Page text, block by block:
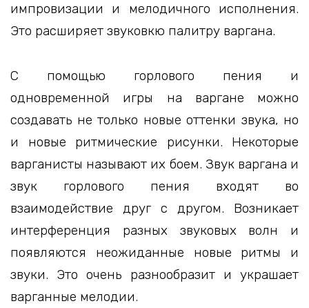
импровизации и мелодичного исполнения.
Это расширяет звуковкю палитру варгана.
С помощью горлового пения и
одновременной игры на варгане можно
создавать не только новые оттенки звука, но
и новые ритмические рисунки. Некоторые
варганисты называют их боем. Звук варгана и
звук горлового пения входят во
взаимодействие друг с другом. Возникает
интерференция разных звуковых волн и
появляются неожиданные новые ритмы и
звуки. Это очень разнообразит и украшает
варганные мелодии.